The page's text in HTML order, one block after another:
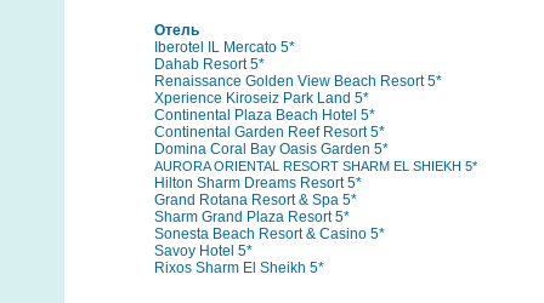
Отель
Iberotel IL Mercato 5*
Dahab Resort 5*
Renaissance Golden View Beach Resort 5*
Xperience Kiroseiz Park Land 5*
Continental Plaza Beach Hotel 5*
Continental Garden Reef Resort 5*
Domina Coral Bay Oasis Garden 5*
AURORA ORIENTAL RESORT SHARM EL SHIEKH 5*
Hilton Sharm Dreams Resort 5*
Grand Rotana Resort & Spa 5*
Sharm Grand Plaza Resort 5*
Sonesta Beach Resort & Casino 5*
Savoy Hotel 5*
Rixos Sharm El Sheikh 5*